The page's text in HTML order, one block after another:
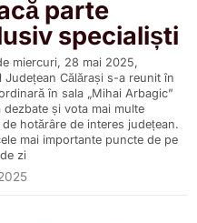
parte
specialiști
miercuri, 28 mai 2025,
Județean Călărași s-a reunit în
în sala „Mihai Arbagic”
dezbate și vota mai multe
hotărâre de interes județean.
mai importante puncte de pe
zi